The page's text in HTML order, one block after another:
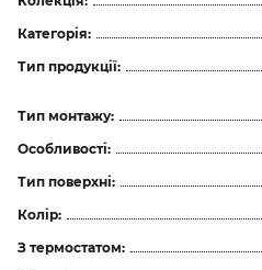
Категорія:
Тип продукції:
Тип монтажу:
Особливості:
Тип поверхні:
Колір:
З термостатом: